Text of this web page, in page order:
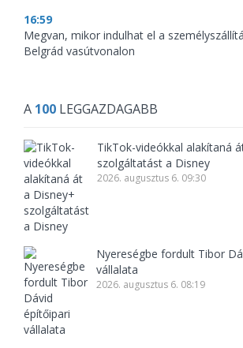
16:59
Megvan, mikor indulhat el a
Belgrád vasútvonalon
A 100 LEGGAZDAGABB
TikTok-videókkal alakítaná
szolgáltatást a Disney
2026. augusztus 6. 09:30
Nyereségbe fordult Tibor
vállalata
2026. augusztus 6. 08:19